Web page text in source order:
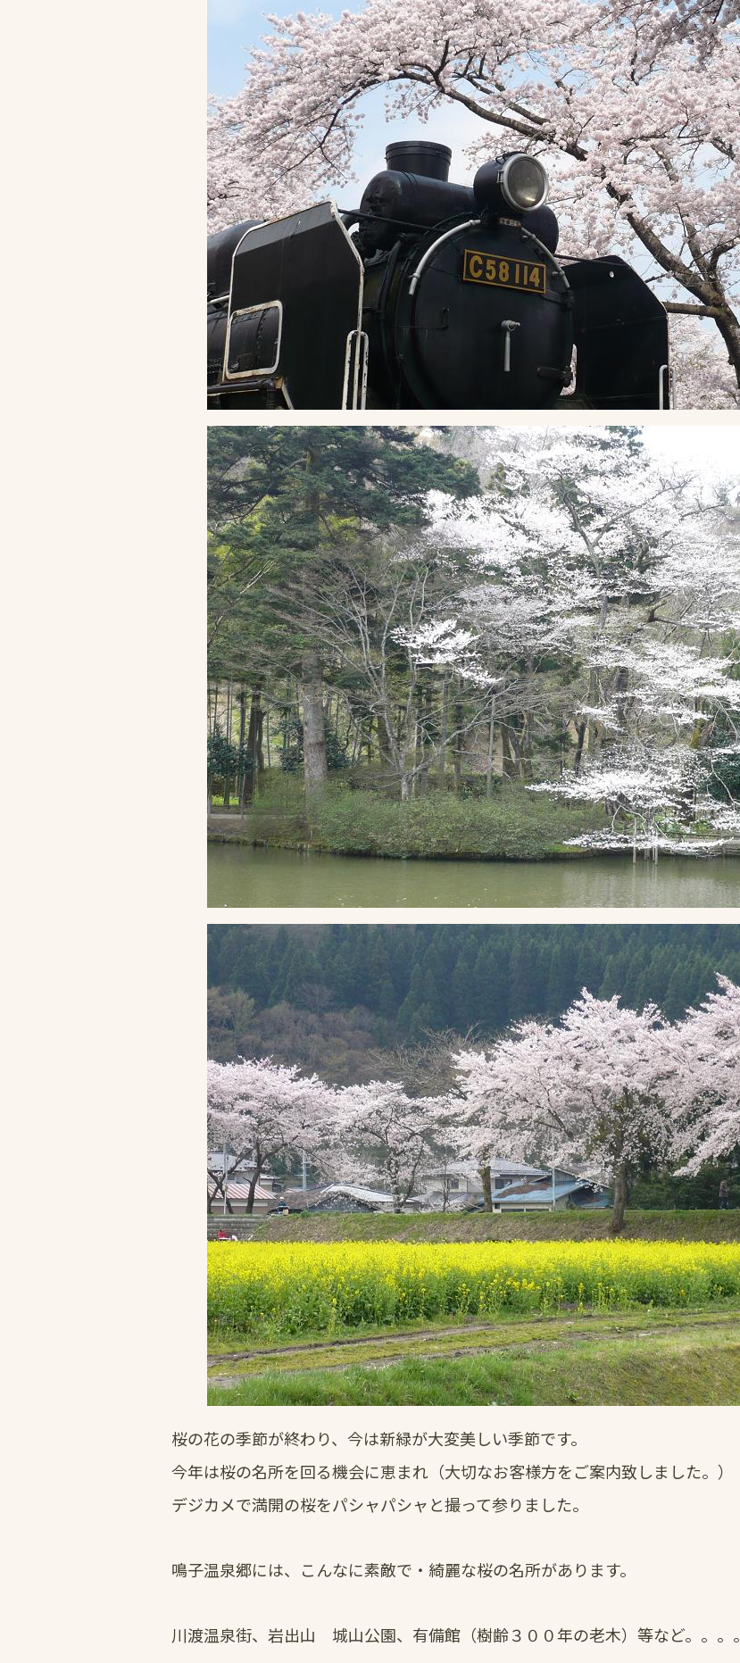
桜の花の季節が終わり、今は新緑が大変美しい季節です。
今年は桜の名所を回る機会に恵まれ（大切なお客様方をご案内致しました。）
デジカメで満開の桜をパシャパシャと撮って参りました。
鳴子温泉郷には、こんなに素敵で・綺麗な桜の名所があります。
川渡温泉街、岩出山 城山公園、有備館（樹齢３００年の老木）等など。。。。